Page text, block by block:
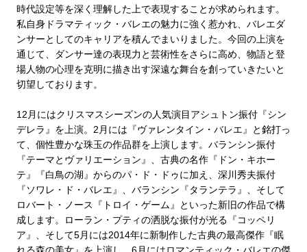
時代設定等を深く理解した上で表現することが求められます。
私自身ドラマティック・バレエの魅力に強く惹かれ、バレエダ
ンサーとしてのキャリアを積んでまいりました。今回の上演を
通じて、ダンサー達の表現力と芸術性をさらに高め、物語と登
場人物の心理を克明に描き出す深遠な舞台を創っていきたいと
切望しております。
12月にはクリスマスシーズンの人気演目アシュトン振付『シン
デレラ』を上演。2月には『ヴァレンタイン・バレエ』と銘打っ
て、個性豊かな珠玉の作品群を上演します。バランシン振付
『テーマとヴァリエーション』、古典の名作『ドン・キホー
テ』『白鳥の湖』からのパ・ド・ドゥに加え、深川秀夫振付
『ソワレ・ド・バレエ』、バランシン『タランテラ』、そして
ロバート・ノース『トロイ・ゲーム』といった新旧の作品で構
成します。ローラン・プティの洒脱な振付が光る『コッペリ
ア』、そして5月には2014年に新制作した古典の最高傑作『眠